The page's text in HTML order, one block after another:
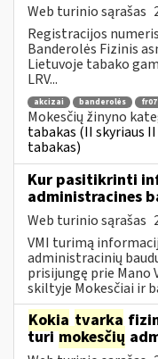
Web turinio sąrašas
Registracijos
Banderolės Fizinis
Lietuvoje tabako
LRV...
akcizai banderolės
Mokesčių žinyno
tabakas (II skyriaus
tabakas)
Kur pasitikrinti
administracines
Web turinio sąrašas
VMI turimą
administracinių
prisijungę prie Mano
skiltyje Mokesčiai ir
Kokia tvarka
turimokesčių